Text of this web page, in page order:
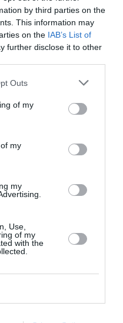
by third parties on the
This information may
on the IAB’s List of
further disclose it to other
Outs
of my
my
my
Use,
of my
with the
del Consiglio
tedesco
dell’appuntamento